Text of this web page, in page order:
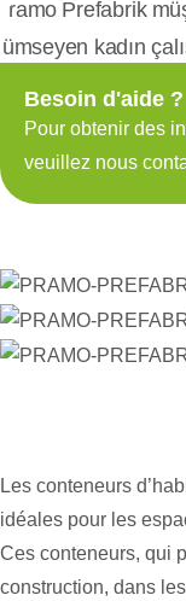
Besoin d'aide ?
Pour obtenir des
veuillez nous
Les conteneurs
idéales pour les
Ces conteneurs, qui
construction, dans